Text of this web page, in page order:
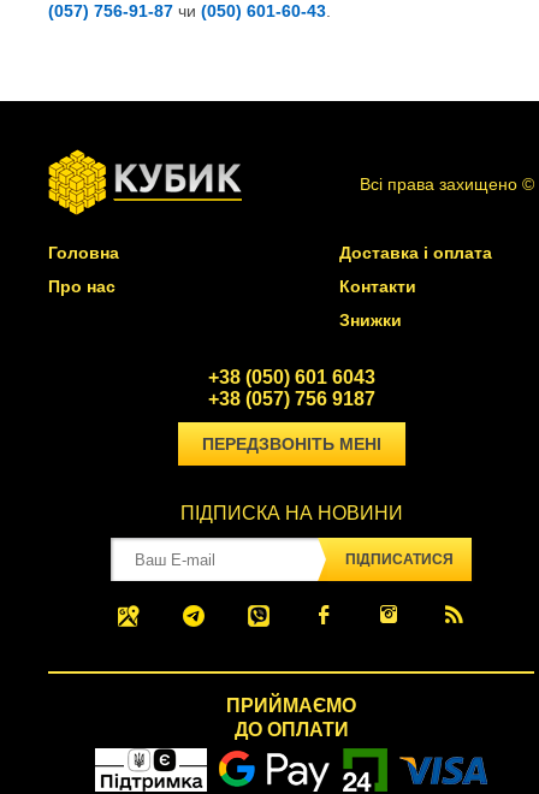
(057) 756-91-87 чи (050) 601-60-43.
Всі права захищено ©
Головна
Про нас
Доставка і оплата
Контакти
Знижки
+38 (050) 601 6043
+38 (057) 756 9187
ПЕРЕДЗВОНІТЬ МЕНІ
ПІДПИСКА НА НОВИНИ
ПІДПИСАТИСЯ
ПРИЙМАЄМО
ДО ОПЛАТИ